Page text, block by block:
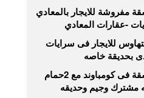
مفروشة للايجار بالمعادي
-عقارات المعادي
للايجار فى سرايات
بحديقة خاصه
شقة فى كومباوند مع 2حمام
مشترك وجيم وحديقه